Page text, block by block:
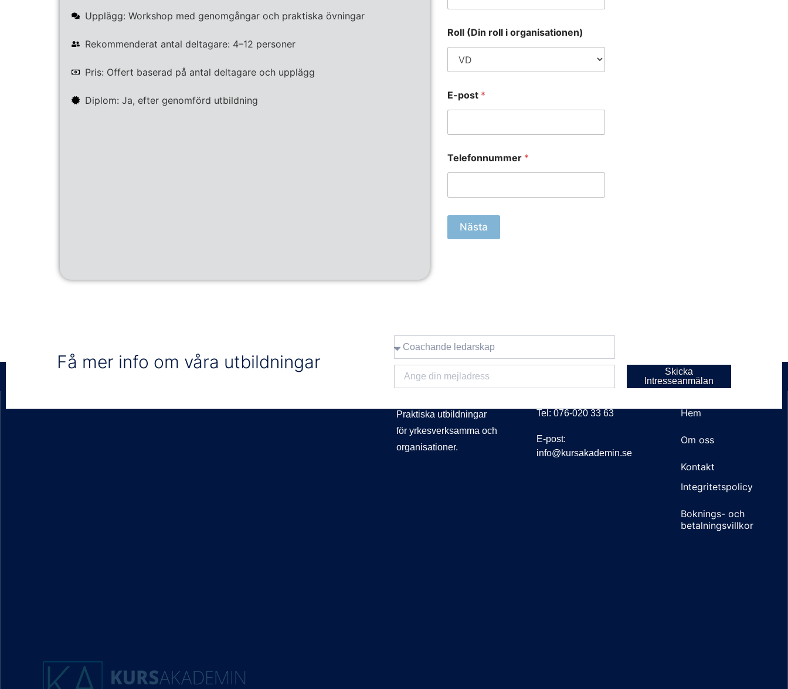
Upplägg: Workshop med genomgångar och praktiska övningar
Rekommenderat antal deltagare: 4–12 personer
Pris: Offert baserad på antal deltagare och upplägg
Diplom: Ja, efter genomförd utbildning
Roll (Din roll i organisationen)
E-post *
Telefonnummer *
Nästa
Få mer info om våra utbildningar
Skicka
Intresseanmälan
Praktiska utbildningar
för yrkesverksamma och
organisationer.
Tel: 076-020 33 63
E-post:
info@kursakademin.se
Hem
Om oss
Kontakt
Integritetspolicy
Boknings- och
betalningsvillkor